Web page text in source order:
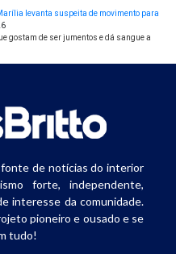
levanta suspeita de movimento para
gostam de ser jumentos e dá sangue a
de notícias do interior
forte, independente,
interesse da comunidade.
pioneiro e ousado e se
tudo!